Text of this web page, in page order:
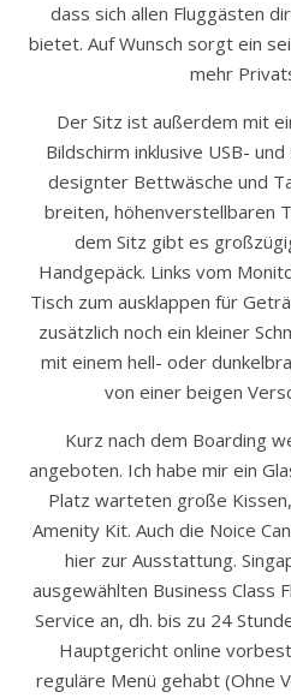
dass sich allen Fluggästen
bietet. Auf Wunsch sorgt ein
mehr
Der Sitz ist außerdem mit
Bildschirm inklusive USB-
designter Bettwäsche und
breiten, höhenverstellbaren
dem Sitz gibt es
Handgepäck. Links vom
Tisch zum ausklappen für
zusätzlich noch ein kleiner
mit einem hell- oder
von einer beigen
Kurz nach dem Boarding
angeboten. Ich habe mir ein
Platz warteten große
Amenity Kit. Auch die Noice
hier zur Ausstattung.
ausgewählten Business Class
Service an, dh. bis zu 24
Hauptgericht online
reguläre Menü gehabt (Ohne